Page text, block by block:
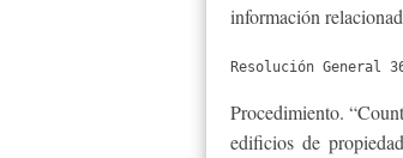
información
Resolución General
Procedimiento.
edificios de